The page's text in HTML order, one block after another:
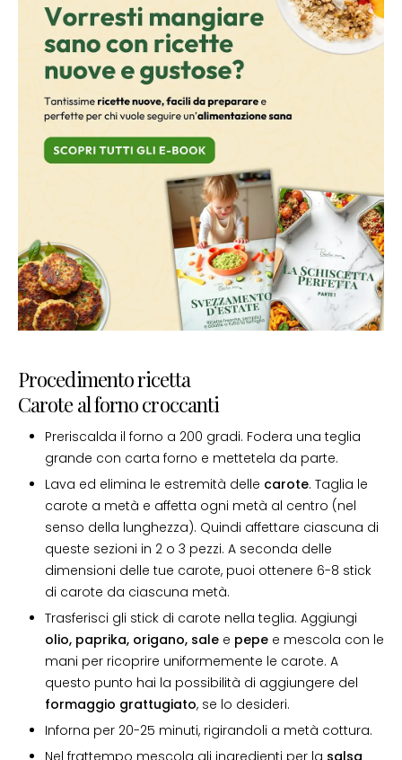
Procedimento ricetta
Carote al forno croccanti
Preriscalda il forno a 200 gradi. Fodera una teglia
grande con carta forno e mettetela da parte.
Lava ed elimina le estremità delle carote. Taglia le
carote a metà e affetta ogni metà al centro (nel
senso della lunghezza). Quindi affettare ciascuna di
queste sezioni in 2 o 3 pezzi. A seconda delle
dimensioni delle tue carote, puoi ottenere 6-8 stick
di carote da ciascuna metà.
Trasferisci gli stick di carote nella teglia. Aggiungi
olio, paprika, origano, sale e pepe e mescola con le
mani per ricoprire uniformemente le carote. A
questo punto hai la possibilità di aggiungere del
formaggio grattugiato, se lo desideri.
Inforna per 20-25 minuti, rigirandoli a metà cottura.
Nel frattempo mescola gli ingredienti per la salsa